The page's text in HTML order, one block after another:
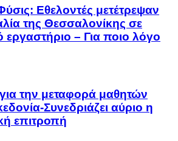
Εθελοντές μετέτρεψαν
της Θεσσαλονίκης σε
εργαστήριο – Για ποιο λόγο
την μεταφορά μαθητών
Συνεδριάζει αύριο η
επιτροπή